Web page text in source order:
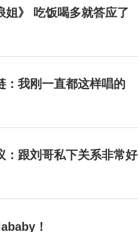
姐》 吃饭喝多就答应了
：我刚一直都这样唱的
：跟刘哥私下关系非常好
！